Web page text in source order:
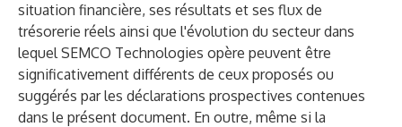
situation financière, ses résultats et ses flux de
trésorerie réels ainsi que l'évolution du secteur dans
lequel SEMCO Technologies opère peuvent être
significativement différents de ceux proposés ou
suggérés par les déclarations prospectives contenues
dans le présent document. En outre, même si la